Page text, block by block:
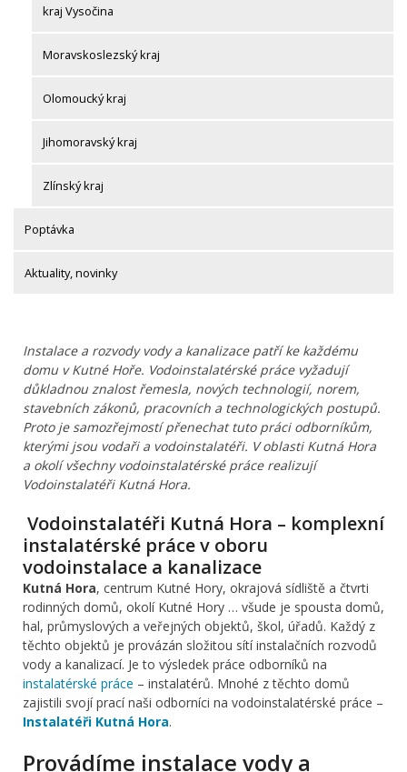
kraj Vysočina
Moravskoslezský kraj
Olomoucký kraj
Jihomoravský kraj
Zlínský kraj
Poptávka
Aktuality, novinky
Instalace a rozvody vody a kanalizace patří ke každému
domu v Kutné Hoře. Vodoinstalatérské práce vyžadují
důkladnou znalost řemesla, nových technologií, norem,
stavebních zákonů, pracovních a technologických postupů.
Proto je samozřejmostí přenechat tuto práci odborníkům,
kterými jsou vodaři a vodoinstalatéři. V oblasti Kutná Hora
a okolí všechny vodoinstalatérské práce realizují
Vodoinstalatéři Kutná Hora.
Vodoinstalatéři Kutná Hora – komplexní
instalatérské práce v oboru
vodoinstalace a kanalizace
Kutná Hora, centrum Kutné Hory, okrajová sídliště a čtvrti
rodinných domů, okolí Kutné Hory … všude je spousta domů,
hal, průmyslových a veřejných objektů, škol, úřadů. Každý z
těchto objektů je provázán složitou sítí instalačních rozvodů
vody a kanalizací. Je to výsledek práce odborníků na
instalatérské práce – instalatérů. Mnohé z těchto domů
zajistili svojí prací naši odborníci na vodoinstalatérské práce –
Instalatéři Kutná Hora.
Provádíme instalace vody a